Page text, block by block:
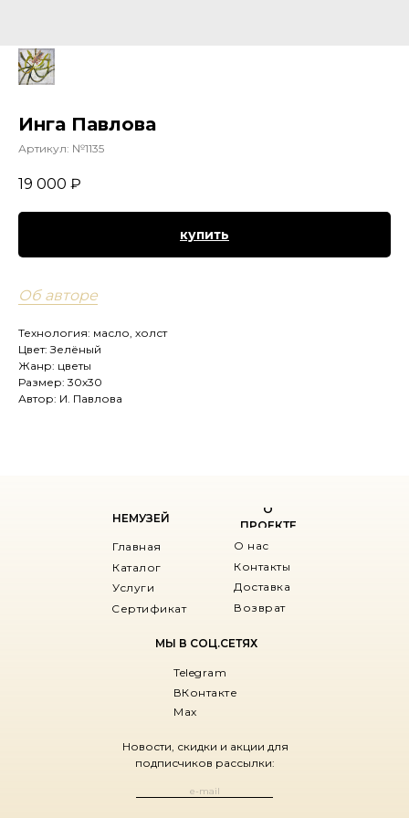
Инга Павлова
Артикул: №1135
19 000 ₽
купить
Об авторе
Технология: масло, холст
Цвет: Зелёный
Жанр: цветы
Размер: 30х30
Автор: И. Павлова
Новости, скидки и акции для
подписчиков рассылки:
Главная
Услуги Доставка
О нас
Контакты
Каталог
Возврат
НЕМУЗЕЙ
О
ПРОЕКТЕ
Сертификат
МЫ В СОЦ.СЕТЯХ
Telegram
ВКонтакте
Max